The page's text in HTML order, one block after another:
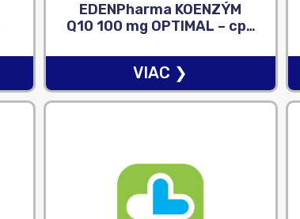
EDENPharma KOENZÝM
Q10 100 mg OPTIMAL – cps
(120 ks)
VIAC ❯